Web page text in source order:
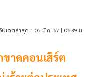
ปเดตล่าสุด : 05 มี.ค. 67 | 06:39 น.
าดคอนเสิร์ต